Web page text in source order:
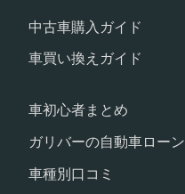
中古車購入ガイド
車買い換えガイド
車初心者まとめ
ガリバーの自動車ローン
車種別口コミ